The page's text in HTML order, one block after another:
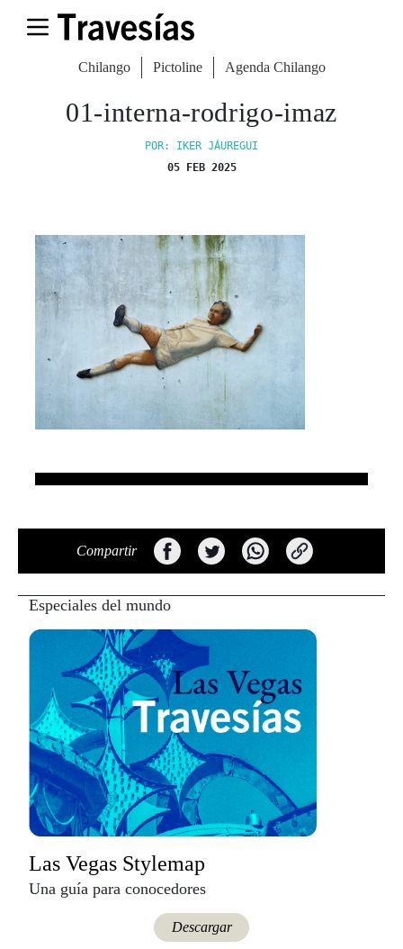
Chilango Pictoline Agenda Chilango
01-interna-rodrigo-imaz
POR: IKER JÁUREGUI
05 FEB 2025
Compartir
Especiales del mundo
Las Vegas Stylemap
Una guía para conocedores
Descargar